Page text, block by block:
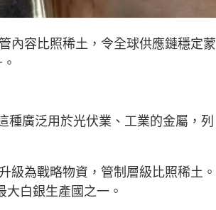
內容比照稀土，令全球供應鏈穩定蒙
廣泛用於光伏業、工業的金屬，列
級為戰略物資，管制層級比照稀土。
白銀生產國之一。